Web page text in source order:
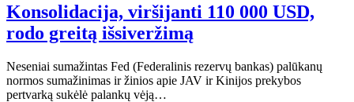
Konsolidacija, viršijanti 110 000 USD,
rodo greitą išsiveržimą
Neseniai sumažintas Fed (Federalinis rezervų bankas) palūkanų
normos sumažinimas ir žinios apie JAV ir Kinijos prekybos
pertvarką sukėlė palankų vėją…